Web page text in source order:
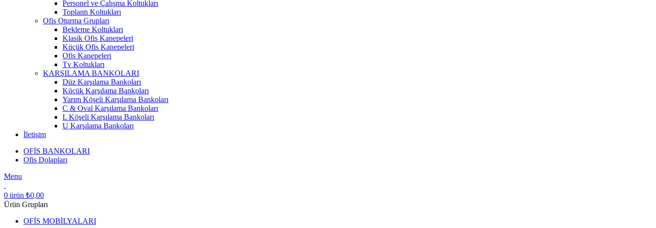
Personel ve Çalışma Koltukları
Toplantı Koltukları
Ofis Oturma Grupları
Bekleme Koltukları
Klasik Ofis Kanepeleri
Küçük Ofis Kanepeleri
Ofis Kanepeleri
Tv Koltukları
KARŞILAMA BANKOLARI
Düz Karşılama Bankoları
Küçük Karşılama Bankoları
Yarım Köşeli Karşılama Bankoları
C & Oval Karşılama Bankoları
L Köşeli Karşılama Bankoları
U Karşılama Bankoları
İletişim
OFİS BANKOLARI
Ofis Dolapları
Menu
0 ürün ₺0,00
Ürün Grupları
OFİS MOBİLYALARI